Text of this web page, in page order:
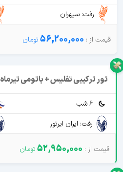
رفت: سپهران
56,200,000
تور ترکیبی تفلیس + باتومی تیرماه
6 شب
رفت: ایران ایرتور
52,950,000